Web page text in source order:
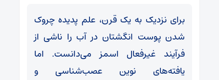
برای نزدیک به یک قرن، علم پدیده چروک
شدن پوست انگشتان در آب را ناشی از
فرآیند غیرفعال اسمز می‌دانست. اما
یافته‌های نوین عصب‌شناسی و